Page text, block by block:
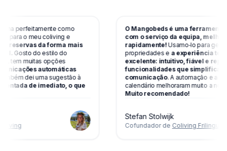
perfeitamente como
para o meu coliving e
as reservas da forma mais
Gosto do estilo do
tem muitas opções
comunicações automáticas
Também dei uma sugestão à
de imediato, o que
Northliving
O Mangobeds é uma
com o serviço da equipa,
rapidamente!Usamo‑lo para
propriedades ea experiência
excelente: intuitivo, fiável e
funcionalidades que
comunicação. A automação
calendário melhoraram muito
Muito recomendado!
Stefan Stolwijk
Cofundador deColiving